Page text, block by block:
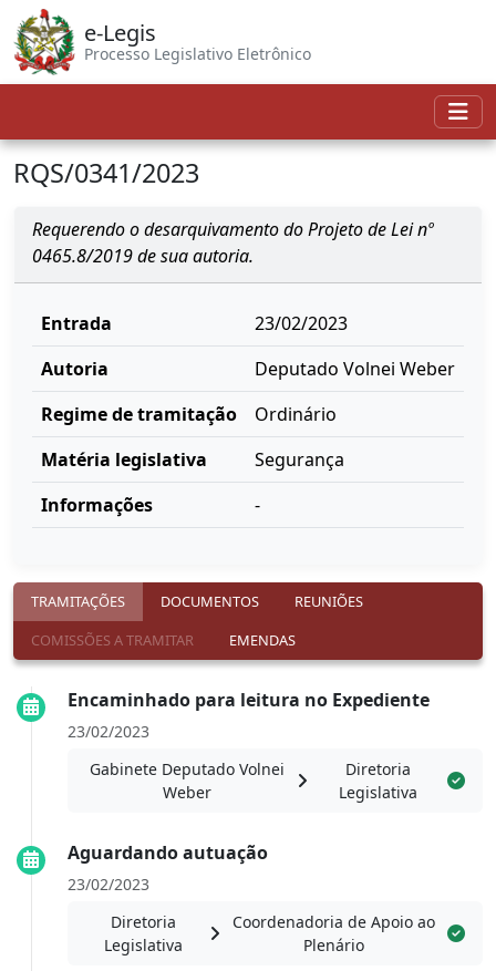
e-Legis
Processo Legislativo Eletrônico
RQS/0341/2023
Requerendo o desarquivamento do Projeto de Lei nº
0465.8/2019 de sua autoria.
Entrada
23/02/2023
Autoria
Deputado Volnei Weber
Regime de tramitação
Ordinário
Matéria legislativa
Segurança
Informações
-
TRAMITAÇÕES DOCUMENTOS
REUNIÕES
COMISSÕES A TRAMITAR
EMENDAS
Encaminhado para leitura no Expediente
23/02/2023
Gabinete Deputado Volnei
Weber
Diretoria
Legislativa
Aguardando autuação
23/02/2023
Diretoria
Legislativa
Coordenadoria de Apoio ao
Plenário